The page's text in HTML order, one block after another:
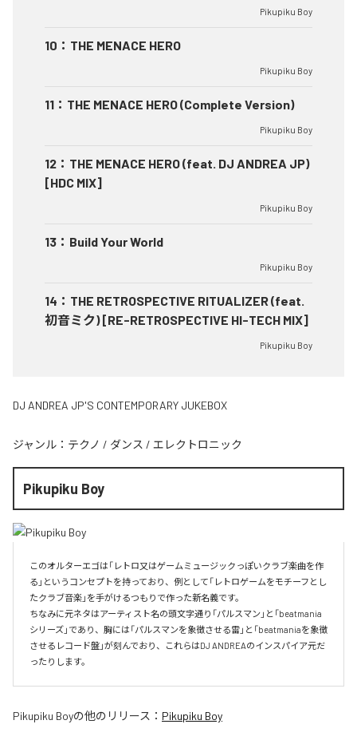
Pikupiku Boy
10 ： THE MENACE HERO
Pikupiku Boy
11 ： THE MENACE HERO (Complete Version)
Pikupiku Boy
12 ： THE MENACE HERO (feat. DJ ANDREA JP)
[HDC MIX]
Pikupiku Boy
13 ： Build Your World
Pikupiku Boy
14 ： THE RETROSPECTIVE RITUALIZER (feat.
初音ミク) [RE-RETROSPECTIVE HI-TECH MIX]
Pikupiku Boy
DJ ANDREA JP'S CONTEMPORARY JUKEBOX
ジャンル： テクノ / ダンス / エレクトロニック
Pikupiku Boy
このオルターエゴは「レトロ又はゲームミュージックっぽいクラブ楽曲を作
る」というコンセプトを持っており、例として「レトロゲームをモチーフとし
たクラブ音楽」を手がけるつもりで作った新名義です。
ちなみに元ネタはアーティスト名の頭文字通り「パルスマン」と「beatmania
シリーズ」であり、胸には「パルスマンを象徴させる雷」と「beatmaniaを象徴
させるレコード盤」が刻んでおり、これらはDJ ANDREAのインスパイア元だ
ったりします。
Pikupiku Boyの他のリリース： Pikupiku Boy